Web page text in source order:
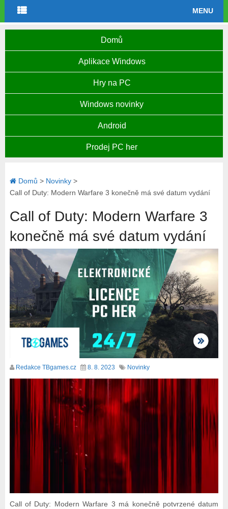
MENU
Domů
Aplikace Windows
Hry na PC
Windows novinky
Android
Prodej PC her
Domů > Novinky>
Call of Duty: Modern Warfare 3 konečně má své datum vydání
Call of Duty: Modern Warfare 3
konečně má své datum vydání
Redakce TBgames.cz 8. 8. 2023 Novinky
Call of Duty: Modern Warfare 3 má konečně potvrzené datum